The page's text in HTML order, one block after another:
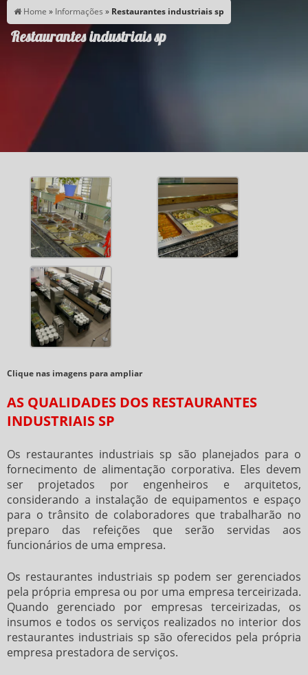
Home » Informações » Restaurantes industriais sp
Restaurantes industriais sp
Clique nas imagens para ampliar
AS QUALIDADES DOS RESTAURANTES
INDUSTRIAIS SP
Os restaurantes industriais sp são planejados para o
fornecimento de alimentação corporativa. Eles devem
ser projetados por engenheiros e arquitetos,
considerando a instalação de equipamentos e espaço
para o trânsito de colaboradores que trabalharão no
preparo das refeições que serão servidas aos
funcionários de uma empresa.
Os restaurantes industriais sp podem ser gerenciados
pela própria empresa ou por uma empresa terceirizada.
Quando gerenciado por empresas terceirizadas, os
insumos e todos os serviços realizados no interior dos
restaurantes industriais sp são oferecidos pela própria
empresa prestadora de serviços.